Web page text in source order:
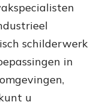
schilderwerk
in
u